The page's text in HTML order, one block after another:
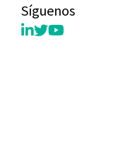
Síguenos